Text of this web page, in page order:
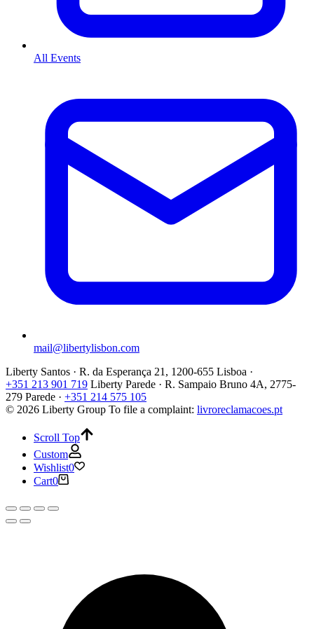
All Events
mail@libertylisbon.com
Liberty Santos · R. da Esperança 21, 1200-655 Lisboa ·
+351 213 901 719 Liberty Parede · R. Sampaio Bruno 4A, 2775-
279 Parede · +351 214 575 105
© 2026 Liberty Group To file a complaint: livroreclamacoes.pt
Scroll Top
Custom
Wishlist0
Cart0